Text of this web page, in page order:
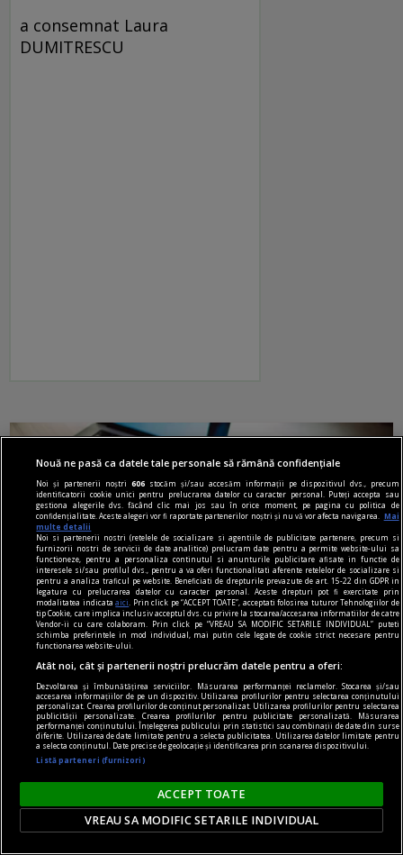
a consemnat Laura
DUMITRESCU
banci
Bănci cu credite de nevoi personale 100% digitale
în România: cum alegi rapid și fără surprize
Pentru un credit de nevoi personale de până la
10.000 de lei, cele mai importante criterii sunt
DAE, rata lunară, comisioanele, suma totală de
rambursat și posibilitatea de a finaliza întregul
proces online. BCR, ING, Banca Transilvania,
Nouă ne pasă ca datele tale personale să rămână confidențiale
Noi și partenerii noștri606 stocăm și/sau accesăm informații pe dispozitivul dvs., precum
identificatorii cookie unici pentru prelucrarea datelor cu caracter personal. Puteți accepta sau
gestiona alegerile dvs. făcând clic mai jos sau în orice moment, pe pagina cu politica de
confidențialitate. Aceste alegeri vor fi raportate partenerilor noștri și nu vă vor afecta navigarea.
Mai
multe detalii
Noi si partenerii nostri (retelele de socializare si agentiile de publicitate partenere, precum si
furnizorii nostri de servicii de date analitice) prelucram date pentru a permite website-ului sa
functioneze, pentru a personaliza continutul si anunturile publicitare afisate in functie de
interesele si/sau profilul dvs., pentru a va oferi functionalitati aferente retelelor de socializare si
pentru a analiza traficul pe website. Beneficiati de drepturile prevazute de art. 15-22 din GDPR in
legatura cu prelucrarea datelor cu caracter personal. Aceste drepturi pot fi exercitate prin
modalitatea indicataaici
. Prin click pe “ACCEPT TOATE”, acceptati folosirea tuturor Tehnologiilor de
tip Cookie, care implica inclusiv acceptul dvs. cu privire la stocarea/accesarea informatiilor de catre
Vendor-ii cu care colaboram. Prin click pe “VREAU SA MODIFIC SETARILE INDIVIDUAL” puteti
schimba preferintele in mod individual, mai putin cele legate de cookie strict necesare pentru
functionarea website-ului.
Atât noi, cât și partenerii noștri prelucrăm datele pentru a oferi:
Dezvoltarea și îmbunătățirea serviciilor. Măsurarea performanței reclamelor. Stocarea și/sau
accesarea informațiilor de pe un dispozitiv. Utilizarea profilurilor pentru selectarea conținutului
personalizat. Crearea profilurilor de conținut personalizat. Utilizarea profilurilor pentru selectarea
publicității personalizate. Crearea profilurilor pentru publicitate personalizată. Măsurarea
performanței conținutului. Înțelegerea publicului prin statistici sau combinații de date din surse
diferite. Utilizarea de date limitate pentru a selecta publicitatea. Utilizarea datelor limitate pentru
a selecta conținutul. Date precise de geolocație și identificarea prin scanarea dispozitivului.
Listă parteneri (furnizori)
ACCEPT TOATE
VREAU SA MODIFIC SETARILE INDIVIDUAL